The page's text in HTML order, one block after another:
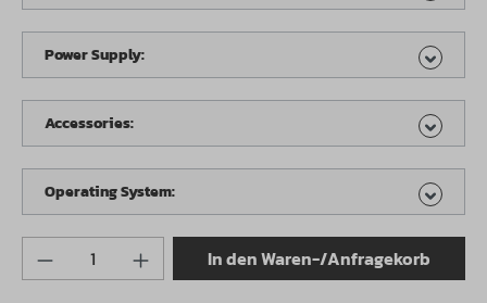
Power Supply:
Accessories:
Operating System:
Produkt Anzahl: Gib den gewünschten
In den Waren-/Anfragekorb